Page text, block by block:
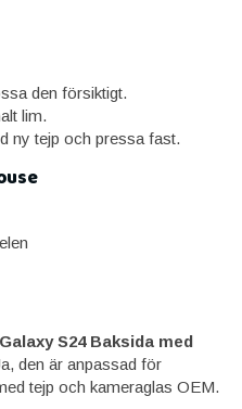
den försiktigt.
lim.
ny tejp och pressa fast.
S24 Baksida med
den är anpassad för
tejp och kameraglas OEM.